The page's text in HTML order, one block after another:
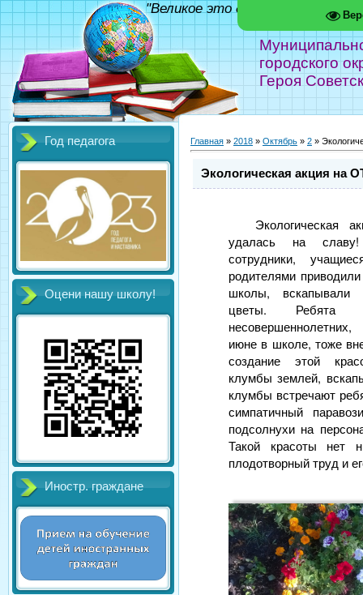
городского
Героя
"Великое это дело - школа!"
Год педагога
Оцени нашу школу!
Иностр. граждане
Главная » 2018 » Октябрь » 2 »
Экологическая акция на
Экологическая
удалась на
сотрудники,
родителями
школы, вскапывали
цветы. Ребята
июне в школе, тоже
создание этой
клумбы землей,
клумбы встречают
симпатичный
подсолнухи на
Такой красоты нет
плодотворный труд и